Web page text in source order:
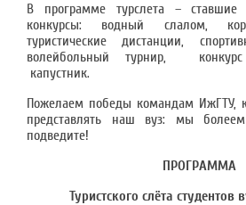
В программе турслета –
конкурсы: водный слалом,
туристические дистанции,
волейбольный турнир,
капустник.
Пожелаем победы командам ИжГТУ,
представлять наш вуз: мы
подведите!
ПРОГРАММА
Туристского слёта студентов